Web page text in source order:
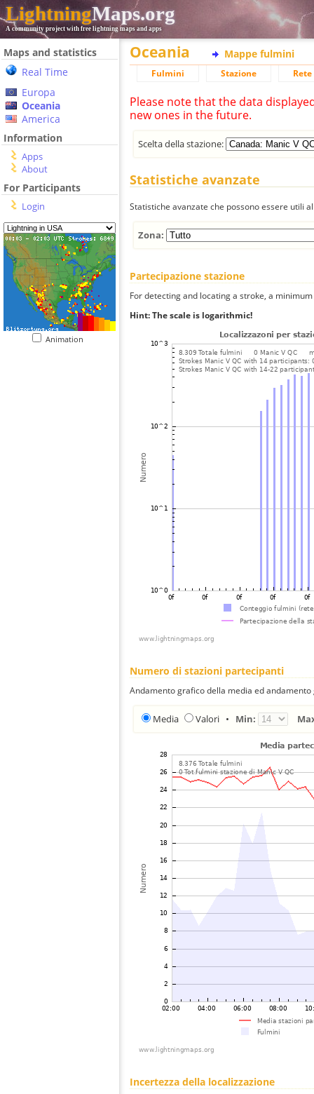
LightningMaps.org
A community project with free lightning maps and apps
Maps and statistics
Real Time
Europa
Oceania
America
Information
Apps
About
For Participants
Login
Animation
Oceania Mappe fulmini
Fulmini Stazione
Please note that the data
new ones in the future.
Scelta della stazione:
Statistiche avanzate
Statistiche avanzate che possono essere utili
Zona:
Partecipazione stazione
For detecting and locating a stroke, a
Hint: The scale is logarithmic!
Numero di stazioni partecipanti
Andamento grafico della media ed
Media Valori • Min:
Incertezza della localizzazione